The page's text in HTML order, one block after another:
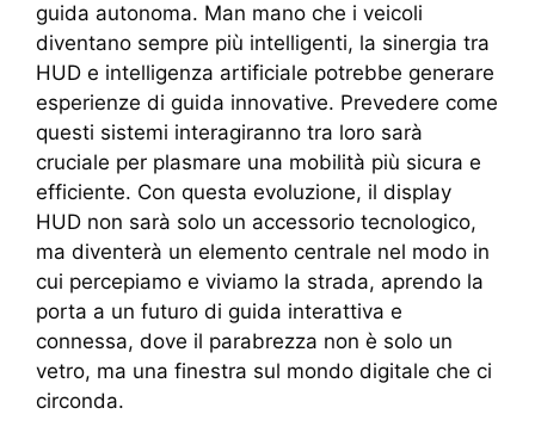
guida autonoma. Man mano che i veicoli
diventano sempre più intelligenti, la sinergia tra
HUD e intelligenza artificiale potrebbe generare
esperienze di guida innovative. Prevedere come
questi sistemi interagiranno tra loro sarà
cruciale per plasmare una mobilità più sicura e
efficiente. Con questa evoluzione, il display
HUD non sarà solo un accessorio tecnologico,
ma diventerà un elemento centrale nel modo in
cui percepiamo e viviamo la strada, aprendo la
porta a un futuro di guida interattiva e
connessa, dove il parabrezza non è solo un
vetro, ma una finestra sul mondo digitale che ci
circonda.